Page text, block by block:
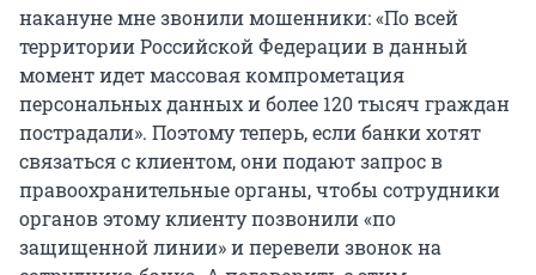
накануне мне звонили мошенники: «По всей
территории Российской Федерации в данный
момент идет массовая компрометация
персональных данных и более 120 тысяч граждан
пострадали». Поэтому теперь, если банки хотят
связаться с клиентом, они подают запрос в
правоохранительные органы, чтобы сотрудники
органов этому клиенту позвонили «по
защищенной линии» и перевели звонок на